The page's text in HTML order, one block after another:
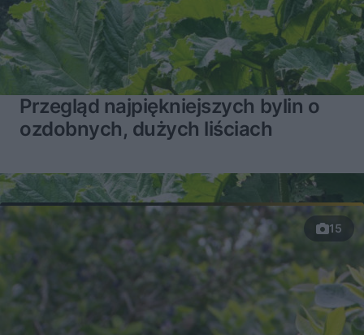
Przegląd najpiękniejszych bylin o
ozdobnych, dużych liściach
15